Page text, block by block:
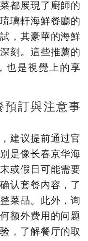
都展現了廚師的
璃軒海鮮餐廳的
，其豪華的海鮮
刻。這些推薦的
也是視覺上的享
預訂與注意事
建议提前通过官
是像长春京华海
或假日可能需要
认套餐内容，了
菜品。此外，询
额外费用的问题
，了解餐厅的取